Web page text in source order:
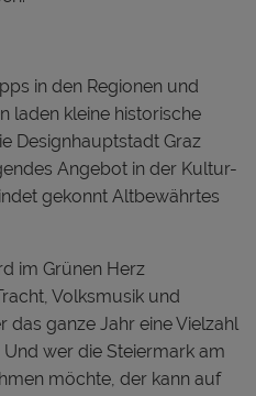
in den Regionen und
laden kleine historische
Designhauptstadt Graz
Angebot in der Kultur-
gekonnt Altbewährtes
im Grünen Herz
Volksmusik und
das ganze Jahr eine Vielzahl
wer die Steiermark am
möchte, der kann auf